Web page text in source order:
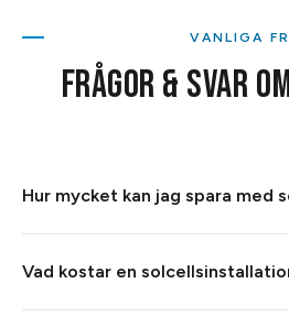
VANLIGA
FRÅGOR & SVAR
Hur mycket kan jag spara med
sparar per år på elräkningen beror
elanvändning. Med nuvarande
Vad kostar en